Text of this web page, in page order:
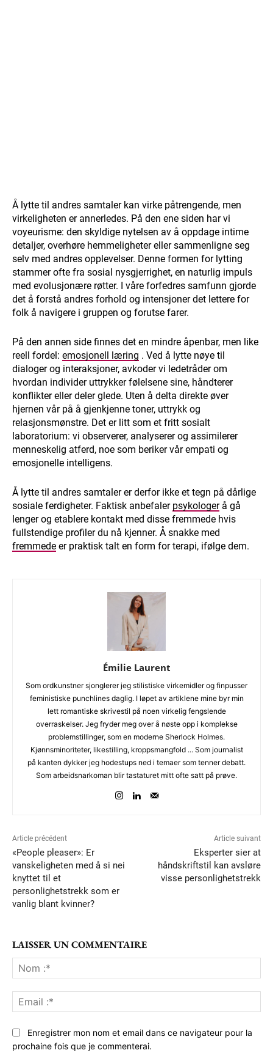
Å lytte til andres samtaler kan virke påtrengende, men
virkeligheten er annerledes. På den ene siden har vi
voyeurisme: den skyldige nytelsen av å oppdage intime
detaljer, overhøre hemmeligheter eller sammenligne seg
selv med andres opplevelser. Denne formen for lytting
stammer ofte fra sosial nysgjerrighet, en naturlig impuls
med evolusjonære røtter. I våre forfedres samfunn gjorde
det å forstå andres forhold og intensjoner det lettere for
folk å navigere i gruppen og forutse farer.
På den annen side finnes det en mindre åpenbar, men like
reell fordel: emosjonell læring . Ved å lytte nøye til
dialoger og interaksjoner, avkoder vi ledetråder om
hvordan individer uttrykker følelsene sine, håndterer
konflikter eller deler glede. Uten å delta direkte øver
hjernen vår på å gjenkjenne toner, uttrykk og
relasjonsmønstre. Det er litt som et fritt sosialt
laboratorium: vi observerer, analyserer og assimilerer
menneskelig atferd, noe som beriker vår empati og
emosjonelle intelligens.
Å lytte til andres samtaler er derfor ikke et tegn på dårlige
sosiale ferdigheter. Faktisk anbefaler psykologerå gå
lenger og etablere kontakt med disse fremmede hvis
fullstendige profiler du nå kjenner. Å snakke med
fremmede er praktisk talt en form for terapi, ifølge dem.
Émilie Laurent
Som ordkunstner sjonglerer jeg stilistiske virkemidler og finpusser
feministiske punchlines daglig. I løpet av artiklene mine byr min
lett romantiske skrivestil på noen virkelig fengslende
overraskelser. Jeg fryder meg over å nøste opp i komplekse
problemstillinger, som en moderne Sherlock Holmes.
Kjønnsminoriteter, likestilling, kroppsmangfold ... Som journalist
på kanten dykker jeg hodestups ned i temaer som tenner debatt.
Som arbeidsnarkoman blir tastaturet mitt ofte satt på prøve.
Article précédent
«People pleaser»: Er
vanskeligheten med å si nei
knyttet til et
personlighetstrekk som er
vanlig blant kvinner?
Article suivant
Eksperter sier at
håndskriftstil kan avsløre
visse personlighetstrekk
LAISSER UN COMMENTAIRE
:*
:*
Enregistrer mon nom et email dans ce navigateur pour la
prochaine fois que je commenterai.